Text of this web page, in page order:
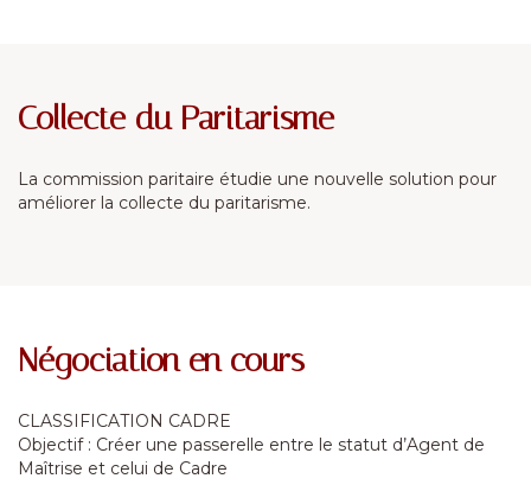
Collecte du Paritarisme
La commission paritaire étudie une nouvelle solution pour
améliorer la collecte du paritarisme.
Négociation en cours
CLASSIFICATION CADRE
Objectif : Créer une passerelle entre le statut d’Agent de
Maîtrise et celui de Cadre